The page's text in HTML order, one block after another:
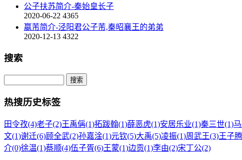
公子扶苏简介-秦始皇长子
2020-06-22 4365
嬴芾简介-泾阳君公子芾,秦昭襄王的弟弟
2020-12-13 4322
搜索
热搜历史标签
田令孜(4)老子(2)王禹偁(1)拓跋翰(1)薛恶虎(1)安居乐业(1)秦三世(1)
文(1)谢迁(6)顾全武(2)孙嘉淦(1)元钦(5)大禹(5)凌振(1)周武王(3)王子
介(0)徐温(1)蔡顺(4)伍子胥(6)王蒙(1)边贡(1)李由(2)宋丁公(2)